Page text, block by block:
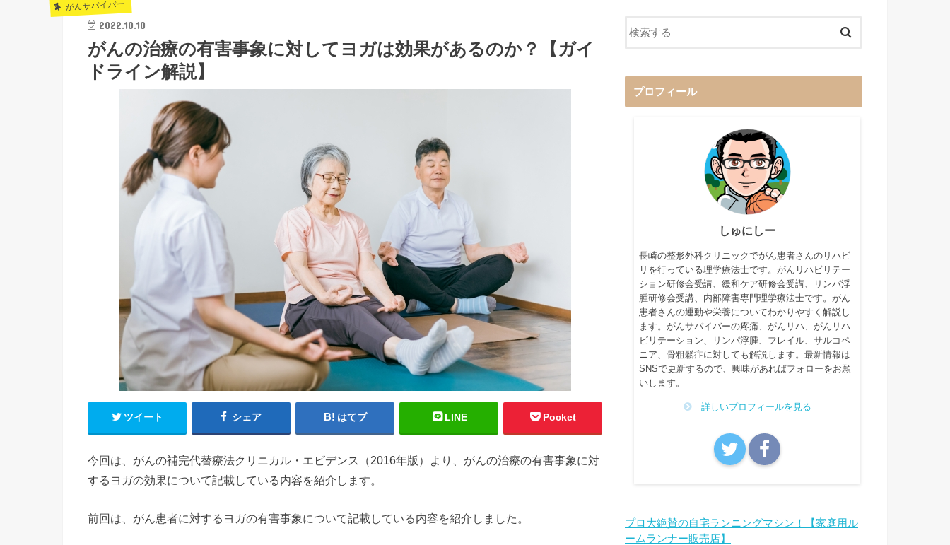
がんサバイバー
2022.10.10
がんの治療の有害事象に対してヨガは効果があるのか？【ガイ
ドライン解説】
ツイート シェア はてブ LINE Pocket
今回は、がんの補完代替療法クリニカル・エビデンス（2016年版）より、がんの治療の有害事象に対
するヨガの効果について記載している内容を紹介します。
前回は、がん患者に対するヨガの有害事象について記載している内容を紹介しました。
プロフィール
しゅにしー
長崎の整形外科クリニックでがん患者さんのリハビ
リを行っている理学療法士です。がんリハビリテー
ション研修会受講、緩和ケア研修会受講、リンパ浮
腫研修会受講、内部障害専門理学療法士です。がん
患者さんの運動や栄養についてわかりやすく解説し
ます。がんサバイバーの疼痛、がんリハ、がんリハ
ビリテーション、リンパ浮腫、フレイル、サルコペ
ニア、骨粗鬆症に対しても解説します。最新情報は
SNSで更新するので、興味があればフォローをお願
いします。
詳しいプロフィールを見る
プロ大絶賛の自宅ランニングマシン！【家庭用ル
ームランナー販売店】